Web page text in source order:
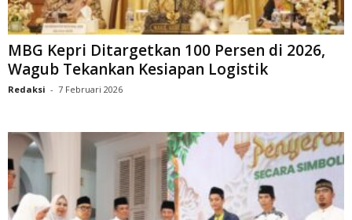
MBG Kepri Ditargetkan 100 Persen di 2026,
Wagub Tekankan Kesiapan Logistik
Redaksi - 7 Februari 2026